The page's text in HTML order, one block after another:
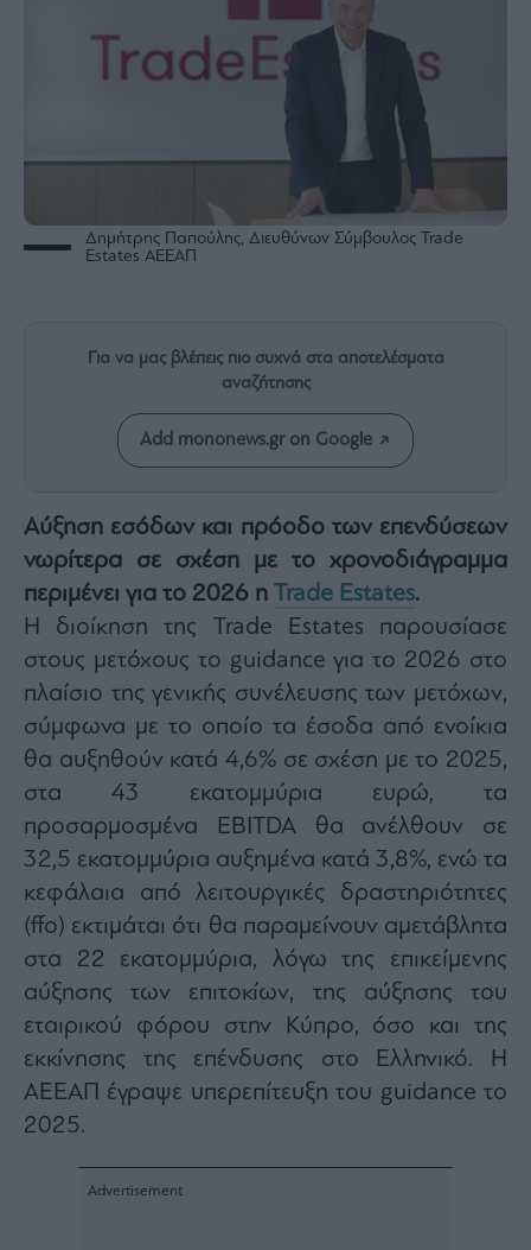
θετικά
Today
Συνεντεύξεις
Les
Bons
Vivants
Auto
Life
&
Architecture
&
Design
Fashion
&
Art
Watches
Yachts
Table
For
Two
Μετοχές
Αγορές
Trader's
Δημήτρης Παπούλης, Διευθύνων Σύμβουλος Trade
Estates ΑΕΕΑΠ
Για να μας βλέπεις πιο συχνά στα αποτελέσματα
αναζήτησης
Add mononews.gr on Google
Αύξηση εσόδων και πρόοδο των επενδύσεων
νωρίτερα σε σχέση με το χρονοδιάγραμμα
περιμένει για το 2026 η Trade Estates.
Η διοίκηση της Trade Estates παρουσίασε
στους μετόχους το guidance για το 2026 στο
πλαίσιο της γενικής συνέλευσης των μετόχων,
σύμφωνα με το οποίο τα έσοδα από ενοίκια
θα αυξηθούν κατά 4,6% σε σχέση με το 2025,
στα 43 εκατομμύρια ευρώ, τα
προσαρμοσμένα EBITDA θα ανέλθουν σε
32,5 εκατομμύρια αυξημένα κατά 3,8%, ενώ τα
κεφάλαια από λειτουργικές δραστηριότητες
(ffo) εκτιμάται ότι θα παραμείνουν αμετάβλητα
στα 22 εκατομμύρια, λόγω της επικείμενης
αύξησης των επιτοκίων, της αύξησης του
εταιρικού φόρου στην Κύπρο, όσο και της
εκκίνησης της επένδυσης στο Ελληνικό. Η
ΑΕΕΑΠ έγραψε υπερεπίτευξη του guidanceτο
2025.